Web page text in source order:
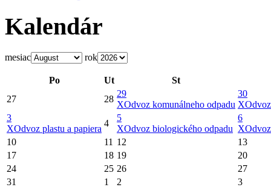
Kalendár
mesiac rok
Po Ut
St
27
28
29
XOdvoz komunálneho odpadu
30
X
3
XOdvoz plastu a papiera
4
5
XOdvoz biologického odpadu
6
X
10
11 12
13
17
18 19
20
24
25 26
27
31
1 2 3